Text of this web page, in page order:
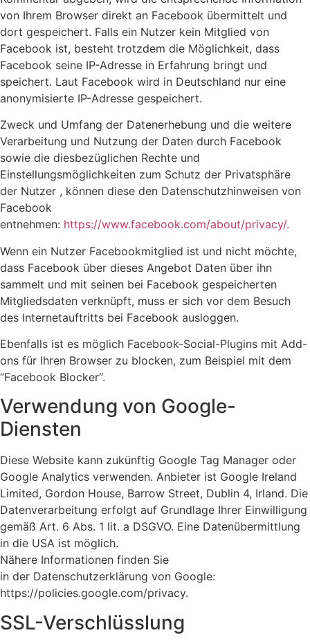
von Ihrem Browser direkt an Facebook übermittelt und
dort gespeichert. Falls ein Nutzer kein Mitglied von
Facebook ist, besteht trotzdem die Möglichkeit, dass
Facebook seine IP-Adresse in Erfahrung bringt und
speichert. Laut Facebook wird in Deutschland nur eine
anonymisierte IP-Adresse gespeichert.
Zweck und Umfang der Datenerhebung und die weitere
Verarbeitung und Nutzung der Daten durch Facebook
sowie die diesbezüglichen Rechte und
Einstellungsmöglichkeiten zum Schutz der Privatsphäre
der Nutzer , können diese den Datenschutzhinweisen von
Facebook
entnehmen: https://www.facebook.com/about/privacy/.
Wenn ein Nutzer Facebookmitglied ist und nicht möchte,
dass Facebook über dieses Angebot Daten über ihn
sammelt und mit seinen bei Facebook gespeicherten
Mitgliedsdaten verknüpft, muss er sich vor dem Besuch
des Internetauftritts bei Facebook ausloggen.
Ebenfalls ist es möglich Facebook-Social-Plugins mit Add-
ons für Ihren Browser zu blocken, zum Beispiel mit dem
“Facebook Blocker“.
Verwendung von Google-
Diensten
Diese Website kann zukünftig Google Tag Manager oder
Google Analytics verwenden. Anbieter ist Google Ireland
Limited, Gordon House, Barrow Street, Dublin 4, Irland. Die
Datenverarbeitung erfolgt auf Grundlage Ihrer Einwilligung
gemäß Art. 6 Abs. 1 lit. a DSGVO. Eine Datenübermittlung
in die USA ist möglich.
Nähere Informationen finden Sie
in der Datenschutzerklärung von Google:
https://policies.google.com/privacy.
SSL-Verschlüsslung